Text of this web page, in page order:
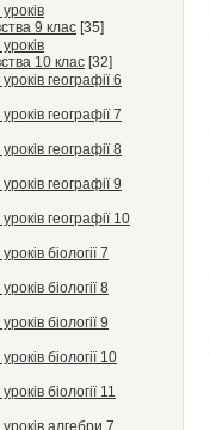
9 клас [35]
10 клас [32]
географії 6
географії 7
географії 8
географії 9
географії 10
біології 7
біології 8
біології 9
біології 10
біології 11
алгебри 7